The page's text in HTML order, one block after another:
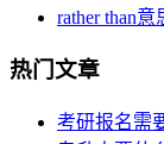
rather than意
热门文章
考研报名需